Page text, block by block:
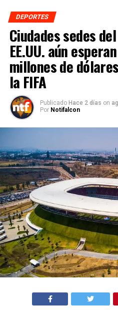
DEPORTES
Ciudades sedes
EE.UU. aún
millones de
la FIFA
Publicado Hace 2 días on
Por Notifalcon